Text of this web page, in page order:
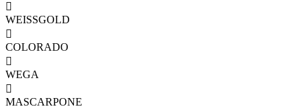

WEISSGOLD

COLORADO

WEGA

MASCARPONE